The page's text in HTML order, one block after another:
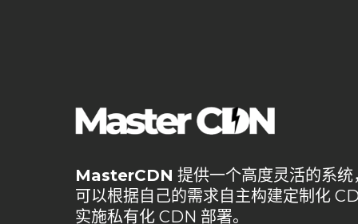
MasterCDN 提供一个高度灵活的系统
可以根据自己的需求自主构建定制化
实施私有化 CDN 部署。